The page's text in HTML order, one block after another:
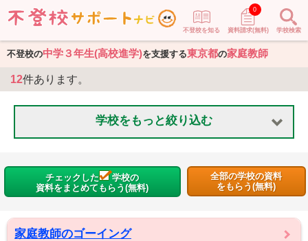
不登校を知る 資料請求(無料)
0
学校検索
不登校の中学３年生(高校進学)を支援する東京都の家庭教師
12件あります。
学校をもっと絞り込む
チェックした
学校の
資料をまとめてもらう(無料)
全部の学校の資料
をもらう(無料)
家庭教師のゴーイング